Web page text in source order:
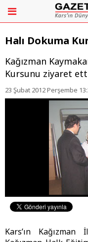
Halı Dokuma
Kağızman
Kursunu ziyaret
23 Şubat 2012 Perşembe
Kars’ın Kağızman